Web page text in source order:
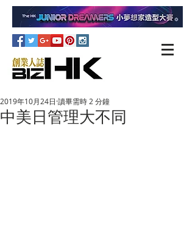
中美日管理大不同
2019年10月24日 讀畢需時 2 分鐘